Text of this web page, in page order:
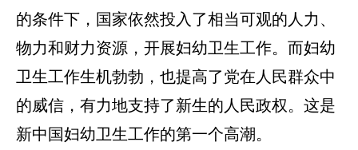
的条件下，国家依然投入了相当可观的人力、
物力和财力资源，开展妇幼卫生工作。而妇幼
卫生工作生机勃勃，也提高了党在人民群众中
的威信，有力地支持了新生的人民政权。这是
新中国妇幼卫生工作的第一个高潮。